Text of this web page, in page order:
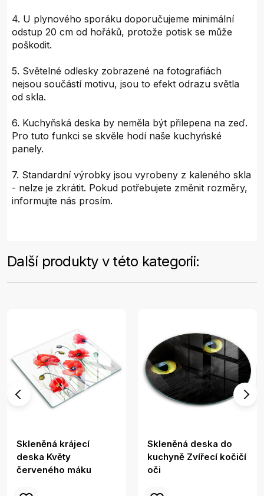
4. U plynového sporáku doporučujeme minimální
odstup 20 cm od hořáků, protože potisk se může
poškodit.
5. Světelné odlesky zobrazené na fotografiách
nejsou součástí motivu, jsou to efekt odrazu světla
od skla.
6. Kuchyňská deska by neměla být přilepena na zeď.
Pro tuto funkci se skvěle hodí naše kuchyńské
panely.
7. Standardní výrobky jsou vyrobeny z kaleného skla
- nelze je zkrátit. Pokud potřebujete změnit rozměry,
informujte nás prosím.
Další produkty v této kategorii:
Skleněná krájecí
deska Květy
červeného máku
Skleněná deska do
kuchyně Zvířecí kočičí
oči